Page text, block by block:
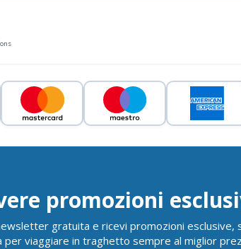
promozioni
gratuita e ricevi promozioni esclusive,
viaggiare in traghetto sempre al miglior